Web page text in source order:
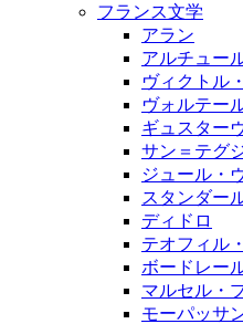
フランス文学
アラン
アルチュー
ヴィクトル
ヴォルテー
ギュスター
サン＝テグ
ジュール・
スタンダー
ディドロ
テオフィル
ボードレー
マルセル・
モーパッサ